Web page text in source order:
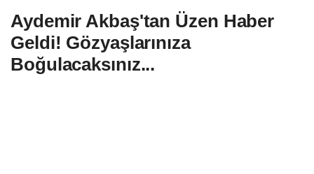
Aydemir Akbaş'tan Üzen Haber
Geldi! Gözyaşlarınıza
Boğulacaksınız...